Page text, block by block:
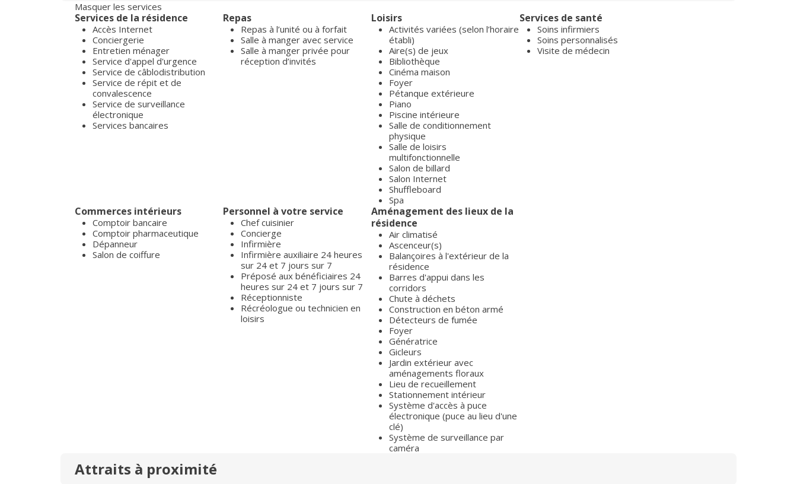
Masquer les services
Services de la résidence
Accès Internet
Conciergerie
Entretien ménager
Service d'appel d'urgence
Service de câblodistribution
Service de répit et de
convalescence
Service de surveillance
électronique
Services bancaires
Repas
Repas à l’unité ou à forfait
Salle à manger avec service
Salle à manger privée pour
réception d’invités
Loisirs
Activités variées (selon l’horaire
établi)
Aire(s) de jeux
Bibliothèque
Cinéma maison
Foyer
Pétanque extérieure
Piano
Piscine intérieure
Salle de conditionnement
physique
Salle de loisirs
multifonctionnelle
Salon de billard
Salon Internet
Shuffleboard
Spa
Services de santé
Soins infirmiers
Soins personnalisés
Visite de médecin
Commerces intérieurs
Comptoir bancaire
Comptoir pharmaceutique
Dépanneur
Salon de coiffure
Personnel à votre service
Chef cuisinier
Concierge
Infirmière
Infirmière auxiliaire 24 heures
sur 24 et 7 jours sur 7
Préposé aux bénéficiaires 24
heures sur 24 et 7 jours sur 7
Réceptionniste
Récréologue ou technicien en
loisirs
Aménagement des lieux de la
résidence
Air climatisé
Ascenceur(s)
Balançoires à l'extérieur de la
résidence
Barres d'appui dans les
corridors
Chute à déchets
Construction en béton armé
Détecteurs de fumée
Foyer
Génératrice
Gicleurs
Jardin extérieur avec
aménagements floraux
Lieu de recueillement
Stationnement intérieur
Système d'accès à puce
électronique (puce au lieu d'une
clé)
Système de surveillance par
caméra
Attraits à proximité